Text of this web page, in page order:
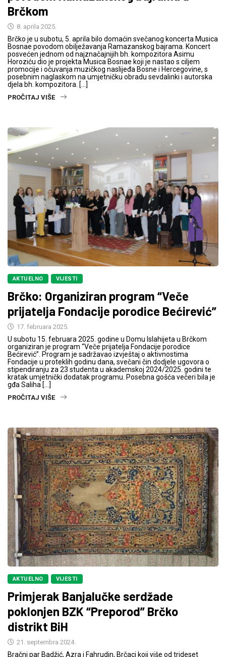
Brčkom
8. aprila 2025.
Brčko je u subotu, 5. aprila bilo domaćin svečanog koncerta Musica
Bosnae povodom obilježavanja Ramazanskog bajrama. Koncert
posvećen jednom od najznačajnijih bh. kompozitora Asimu
Horoziću dio je projekta Musica Bosnae koji je nastao s ciljem
promocije i očuvanja muzičkog naslijeđa Bosne i Hercegovine, s
posebnim naglaskom na umjetničku obradu sevdalinki i autorska
djela bh. kompozitora. […]
PROČITAJ VIŠE
AKTUELNO VIJESTI
Brčko: Organiziran program “Veče
prijatelja Fondacije porodice Bećirević”
17. februara 2025.
U subotu 15. februara 2025. godine u Domu Islahijeta u Brčkom
organiziran je program “Veče prijatelja Fondacije porodice
Bećirević”. Program je sadržavao izvještaj o aktivnostima
Fondacije u proteklih godinu dana, svečani čin dodjele ugovora o
stipendiranju za 23 studenta u akademskoj 2024/2025. godini te
kratak umjetnički dodatak programu. Posebna gošća večeri bila je
gđa Saliha […]
PROČITAJ VIŠE
AKTUELNO VIJESTI
Primjerak Banjalučke serdžade
poklonjen BZK “Preporod” Brčko
distrikt BiH
21. septembra 2024.
Bračni par Badžić, Azra i Fahrudin, Brčaci koji više od trideset